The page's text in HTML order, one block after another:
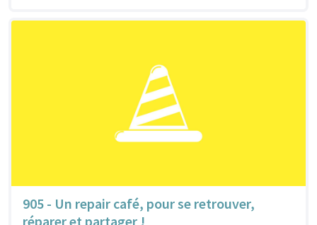
905 - Un repair café, pour se retrouver,
réparer et partager !